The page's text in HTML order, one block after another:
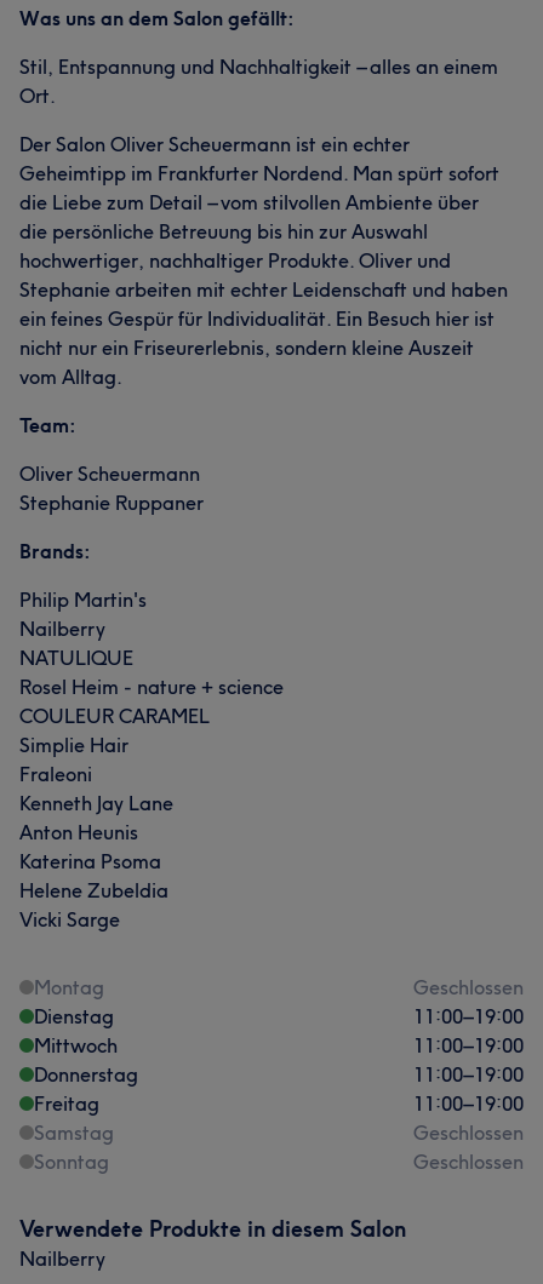
Was uns an dem Salon gefällt:
Stil, Entspannung und Nachhaltigkeit – alles an einem
Ort.
Der Salon Oliver Scheuermann ist ein echter
Geheimtipp im Frankfurter Nordend. Man spürt sofort
die Liebe zum Detail – vom stilvollen Ambiente über
die persönliche Betreuung bis hin zur Auswahl
hochwertiger, nachhaltiger Produkte. Oliver und
Stephanie arbeiten mit echter Leidenschaft und haben
ein feines Gespür für Individualität. Ein Besuch hier ist
nicht nur ein Friseurerlebnis, sondern kleine Auszeit
vom Alltag.
Team:
Oliver Scheuermann
Stephanie Ruppaner
Brands:
Philip Martin's
Nailberry
NATULIQUE
Rosel Heim - nature + science
COULEUR CARAMEL
Simplie Hair
Fraleoni
Kenneth Jay Lane
Anton Heunis
Katerina Psoma
Helene Zubeldia
Vicki Sarge
Montag
Geschlossen
Dienstag
11:00–19:00
Mittwoch
11:00–19:00
Donnerstag
11:00–19:00
Freitag
11:00–19:00
Samstag
Geschlossen
Sonntag
Geschlossen
Verwendete Produkte in diesem Salon
Nailberry